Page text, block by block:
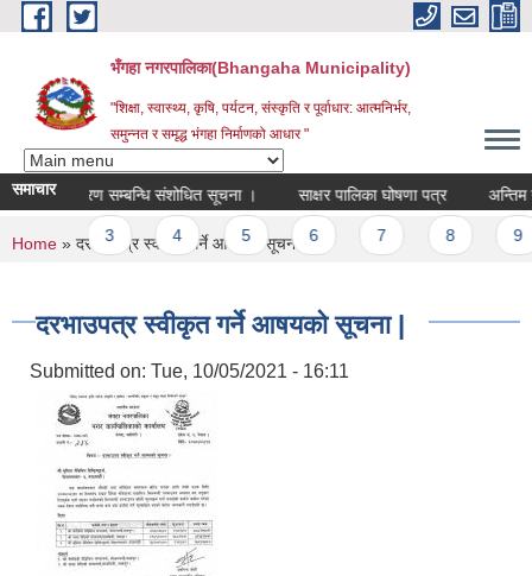
Skip to main content
भँगहा नगरपालिका(Bhangaha Municipality)
"शिक्षा, स्वास्थ्य, कृषि, पर्यटन, संस्कृति र पूर्वाधार: आत्मनिर्भर,
समुन्नत र समृद्ध भंगहा निर्माणको आधार "
समाचारवितरण सम्बन्धि संशोधित सूचना । साक्षर पालिका घोषणा पत्र अन्तिम
2 3 4 5 6
You are here
Home » दरभाउपत्र स्वीकृत गर्ने आषयको सूचना |
दरभाउपत्र स्वीकृत गर्ने आषयको सूचना |
Submitted on: Tue, 10/05/2021 - 16:11